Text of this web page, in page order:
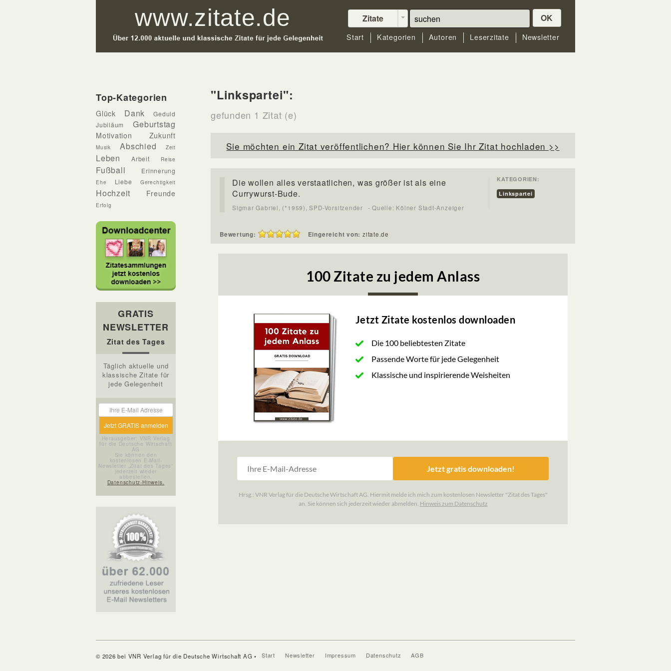
Zitate OK
Start Kategorien Autoren Leserzitate Newsletter
Top-Kategorien
Glück Dank
Geduld
Jubiläum
Geburtstag
Motivation Zukunft
Musik Abschied Zeit
Leben Arbeit Reise
Fußball Erinnerung
Ehe Liebe Gerechtigkeit
Hochzeit Freunde
Erfolg
GRATIS
NEWSLETTER
Zitat des Tages
Täglich aktuelle und
klassische Zitate für
jede Gelegenheit
Herausgeber: VNR Verlag
für die Deutsche Wirtschaft
AG
Sie können den
kostenlosen E-Mail-
Newsletter „Zitat des Tages“
jederzeit wieder
abbestellen.
Datenschutz-Hinweis.
"Linkspartei":
gefunden 1 Zitat (e)
Sie möchten ein Zitat veröffentlichen? Hier können Sie Ihr Zitat hochladen >>
Die wollen alles verstaatlichen, was größer ist als eine
Currywurst-Bude.
Sigmar Gabriel, (*1959), SPD-Vorsitzender - Quelle: Kölner Stadt-Anzeiger
KATEGORIEN:
Linkspartei
Bewertung: Eingereicht von: zitate.de
© 2026 bei VNR Verlag für die Deutsche Wirtschaft AG • Start Newsletter Impressum Datenschutz AGB